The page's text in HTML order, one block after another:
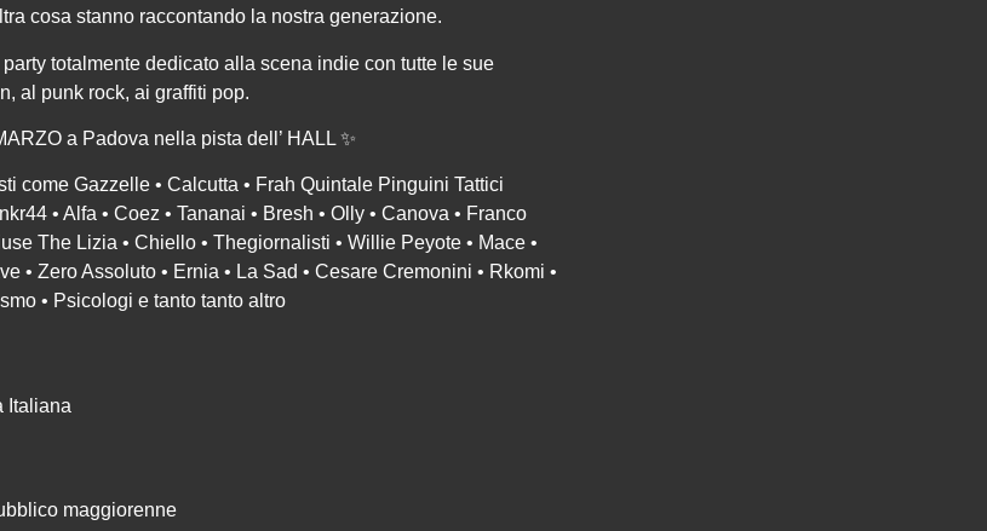
cosa stanno raccontando la nostra generazione.
totalmente dedicato alla scena indie con tutte le sue
al punk rock, ai graffiti pop.
a Padova nella pista dell’ HALL ✨
come Gazzelle • Calcutta • Frah Quintale Pinguini Tattici
• Alfa • Coez • Tananai • Bresh • Olly • Canova • Franco
The Lizia • Chiello • Thegiornalisti • Willie Peyote • Mace •
• Zero Assoluto • Ernia • La Sad • Cesare Cremonini • Rkomi •
• Psicologi e tanto tanto altro
Italiana
maggiorenne